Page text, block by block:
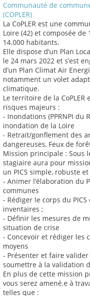
Communauté de
(COPLER)
La CoPLER est une
Loire (42) et composée de
14.000 habitants.
Elle dispose d’un Plan
le 24 mars 2022 et s’est
d’un Plan Climat Air
notamment un volet
climatique.
Le territoire de la
risques majeurs :
- Inondations (PPRNPI du
inondation de la Loire
- Retrait/gonflement des
dangereuses, Feux de
Mission principale : Sous
stagiaire aura pour
un PICS simple, robuste
‐ Animer l’élaboration du
communes
‐ Rédiger le corps du
inventaires ;
‐ Définir les mesures de
situation de crise
‐ Concevoir et rédiger les
moyens
‐ Présenter et faire
soumettre à la validation
En plus de cette mission
vous serez amené.e à
telles que :